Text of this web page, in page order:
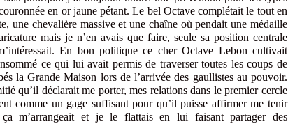
en or jaune pétant. Le bel Octave complétait le tout en
une chevalière massive et une chaîne où pendait une médaille
mais je n’en avais que faire, seule sa position centrale
En bon politique ce cher Octave Lebon cultivait
ce qui lui avait permis de traverser toutes les coups de
la Grande Maison lors de l’arrivée des gaullistes au pouvoir.
qu’il déclarait me porter, mes relations dans le premier cercle
comme un gage suffisant pour qu’il puisse affirmer me tenir
m’arrangeait et je le flattais en lui faisant partager des